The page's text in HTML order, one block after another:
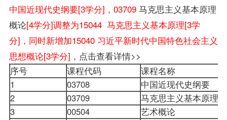
中国近现代史纲要[3学分]，03709 马克思主义基本原理
概论[4学分]调整为15044 马克思主义基本原理[3学
分]，同时新增加15040 习近平新时代中国特色社会主义
思想概论[3学分]， 点击查看详情>>
序号 课程代码
课程名称
1
03708
中国近现代史纲要
2
03709
马克思主义基本原理
3
00504
艺术概论